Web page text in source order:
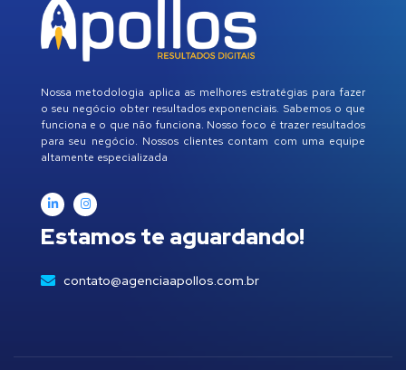
Nossa metodologia aplica as melhores estratégias para fazer
o seu negócio obter resultados exponenciais. Sabemos o que
funciona e o que não funciona. Nosso foco é trazer resultados
para seu negócio. Nossos clientes contam com uma equipe
altamente especializada
Estamos te aguardando!
contato@agenciaapollos.com.br